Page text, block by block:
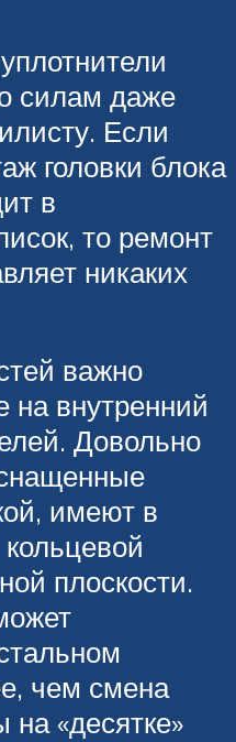
силам даже
Если
головки блока
в
то ремонт
никаких
важно
на внутренний
Довольно
имеют в
плоскости.
чем смена
«десятке»